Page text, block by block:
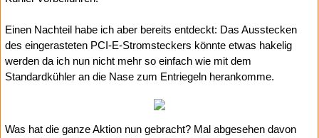
Einen Nachteil habe ich aber bereits entdeckt: Das Ausstecken
des eingerasteten PCI-E-Stromsteckers könnte etwas hakelig
werden da ich nun nicht mehr so einfach wie mit dem
Standardkühler an die Nase zum Entriegeln herankomme.
Was hat die ganze Aktion nun gebracht? Mal abgesehen davon